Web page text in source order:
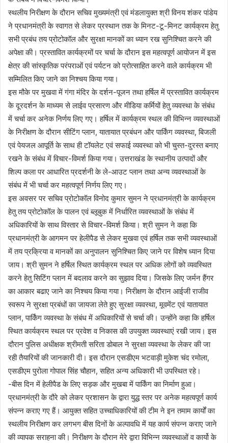
स्थलीय निरीक्षण के दौरान सचिव मुख्यमंत्री एवं मंडलायुक्त श्री विनय शंकर पांडेय
ने प्रधानमंत्री के स्वागत से लेकर प्रस्थान तक के मिनट-टू-मिनट कार्यक्रम हेतु
सभी प्रबंध तय प्रोटोकॉल और सुरक्षा मानकों का ध्यान रख सुनिश्चित करने की
अपेक्षा की। प्रस्तावित कार्यक्रमों पर चर्चा के दौरान इस महत्वपूर्ण आयोजन में इस
क्षेत्र की सांस्कृतिक परंपराओं एवं पर्यटन को प्रोत्साहित करने वाले कार्यक्रम भी
सम्मिलित किए जाने का निश्चय किया गया।
इस मौके पर मुखवा में गंगा मंदिर के दर्शन-पूजन तथा हर्षिल में प्रस्तावित कार्यक्रम
के दूरदर्शन के माध्यम से लाईव प्रसारण और मीडिया कर्मियों हेतु व्यवस्था के संबंध
में चर्चा कर अनेक निर्णय लिए गए। हर्षिल में कार्यक्रम स्थल की विभिन्न व्यवस्थाओं
के निरीक्षण के दौरान सीटिंग प्लान, यातायात प्रबंधन और पार्किंग व्यवस्था, बिजली
एवं पेयजल आपूर्ति के साथ ही टॉयलेट एवं सफाई व्यवस्था को भी चुस्त-दुरस्त बनाए
रखने के संबंध में विचार-विमर्श किया गया। उत्तराखंड के स्थानीय उत्पादों और
शिल्प कला पर आधारित प्रदर्शनी के ले-आउट प्लान तथा अन्य व्यवस्थाओं के
संबंध में भी चर्चा कर महत्वपूर्ण निर्णय लिए गए।
इस अवसर पर सचिव प्रोटोकॉल विनोद कुमार सुमन ने प्रधानमंत्री के कार्यक्रम
हेतु तय प्रोटोकॉल के पालन एवं ब्लूबुक में निर्धारित व्यवस्थाओं के संबंध में
अधिकारियों के साथ विस्तार से विचार-विमर्श किया। श्री सुमन ने कहा कि
प्रधानमंत्री के आगमन पर हेलीपैड से लेकर मुखवा एवं हर्षिल तक सभी व्यवस्थाओं
में तय प्रक्रिया व मानकों का अनुपालन सुनिश्चित किए जाने पर विशेष ध्यान दिया
जाय। श्री सुमन ने हर्षिल स्थित कार्यक्रम स्थल पर अधिक लोगों को व्यवस्थित
करने हेतु सिटिंग प्लान में बदलाव करने का सुझाव दिया। जिसके लिए जर्मन हैंगर
का आकार बढाए जाने का निश्चय किया गया। निरीक्षण के दौरान आईजी राजीव
स्वरूप ने सुरक्षा प्रबंधों का जायजा लेते हुए सुरक्षा व्यवस्था, मूवमेंट एवं यातायात
प्लान, पार्किंग व्यवस्था के संबंध में अधिकारियों से चर्चा की। उन्होंने कहा कि हर्षिल
स्थित कार्यक्रम स्थल पर प्रवेश व निकास की उपयुक्त व्यवस्थाएं रखी जाय। इस
दौरान पुलिस अधीक्षक श्रीमती सरिता डोबाल ने सुरक्षा व्यवस्था के लेकर की जा
रही तैयारियों की जानकारी दी। इस दौरान एसडीएम भटवाड़ी मुकेश चंद रमोला,
एसडीएम पुरोला गोपाल सिंह चौहान, सहित अन्य अधिकारी भी उपस्थित रहे।
-बीस दिन में हेलीपैड के लिए सड़क और मुखबा में पार्किंग का निर्माण हुआ।
प्रधानमंत्री के दौरे को लेकर प्रशासन के द्वारा युद्ध स्तर पर अनेक महत्वपूर्ण कार्य
संपन्न कराए गए हैं। आयुक्त सहित उच्चाधिकारियों की टीम ने इन तमाम कार्यों का
स्थलीय निरीक्षण कर लगभग बीस दिनों के अल्पावधि में यह कार्य संपन्न कराए जाने
की व्यापक सराहना की। निरीक्षण के दौरान मेरे द्वारा विभिन्न व्यवस्थाओं व कार्यो के